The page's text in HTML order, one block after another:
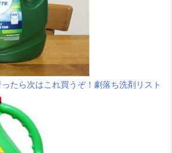
たら次はこれ買うぞ！劇落ち洗剤リスト